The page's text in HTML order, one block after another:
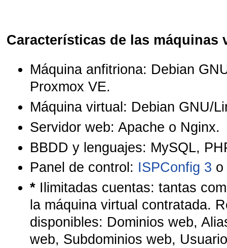
Características de las máquinas
Máquina anfitriona: Debian
Proxmox VE.
Máquina virtual: Debian GNU/
Servidor web: Apache o Nginx.
BBDD y lenguajes: MySQL,
Panel de control: ISPConfig 3
* Ilimitadas cuentas: tantas
la máquina virtual contratada.
disponibles: Dominios web,
web, Subdominios web,